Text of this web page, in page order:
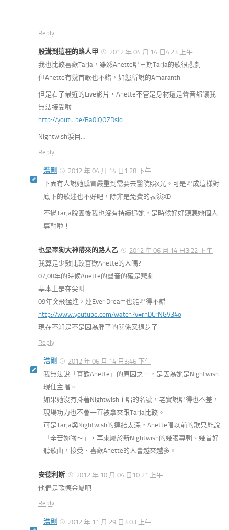
Reply
股溝到這裡的路人甲
2012 年 04 月 14 日4:23 上午
我也比較喜歡Tarja，雖然Anette唱早期Tarja的歌很悲劇
但Anette有幾首歌也不錯，如您所說的Amaranth
但是看了最近的Live影片，Anette不管是身材還是聲音都讓我
無法接受啦
http://youtu.be/Ba0IQOZDsIo
Nightwish淚目…
Reply
浩剛
2012 年 04 月 14 日1:28 下午
下面有人說她感冒嚴重到需要去醫院照x光。可是唱成這樣對
底下的歌迷也不好吧，除非是免費的表演XD
不過Tarja脫團後我也沒有持續追她，是時候好好聽聽她個人
專輯啦！
也是辜狗大神帶來的路人乙
2012 年 06 月 14 日3:22 下午
我算是少數比較喜歡Anette的人嗎?
07,08年的時候Anette的聲音的確是悲劇
基本上是在尖叫..
09年突飛猛進，連Ever Dream也能唱得不錯
http://www.youtube.com/watch?v=rnDCrNGV34o
現在不知是不是因為胖了的關係又退步了
Reply
浩剛
2012 年 06 月 14 日3:46 下午
我無法說「喜歡Anette」的原因之一，是因為她是Nightwish
現任主唱。
如果她沒有掛著Nightwish主唱的名號，老實說唱得也不差，
現場功力也不會一直被拿來跟Tarja比較。
可是Tarja與Nightwish的連結太深，Anette唱以前的歌只能說
「辛苦妳啦～」，再來屬於新Nightwish的幾張專輯、幾首好
聽歌曲，接受、喜歡Anette的人會越來越多。
安德利斯
2012 年 10 月 04 日10:21 上午
他們是歌德金屬吧……
Reply
浩剛
2012 年 11 月 29 日3:03 上午